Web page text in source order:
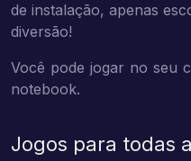
de instalação, apenas
diversão!
Você pode jogar no seu
notebook.
Jogos para todas